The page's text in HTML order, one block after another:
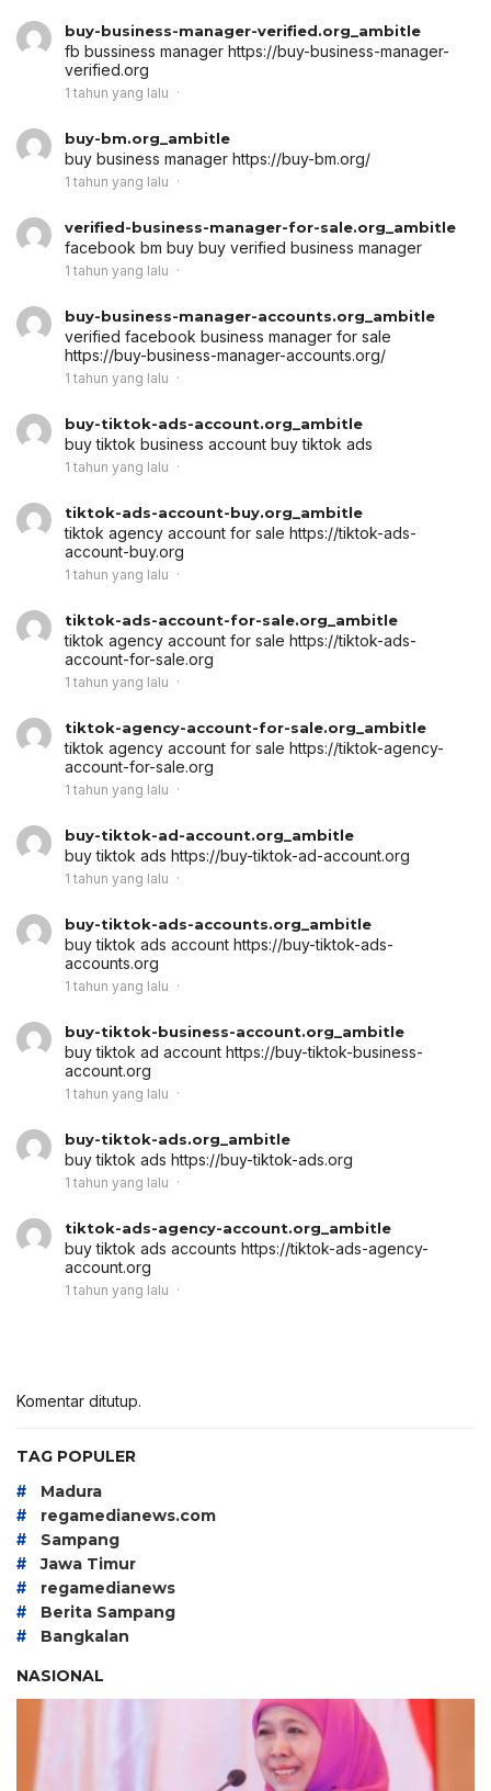
buy-business-manager-verified.org_ambitle
fb bussiness manager https://buy-business-manager-
verified.org
1 tahun yang lalu
buy-bm.org_ambitle
buy business manager https://buy-bm.org/
1 tahun yang lalu
verified-business-manager-for-sale.org_ambitle
facebook bm buy buy verified business manager
1 tahun yang lalu
buy-business-manager-accounts.org_ambitle
verified facebook business manager for sale
https://buy-business-manager-accounts.org/
1 tahun yang lalu
buy-tiktok-ads-account.org_ambitle
buy tiktok business account buy tiktok ads
1 tahun yang lalu
tiktok-ads-account-buy.org_ambitle
tiktok agency account for sale https://tiktok-ads-
account-buy.org
1 tahun yang lalu
tiktok-ads-account-for-sale.org_ambitle
tiktok agency account for sale https://tiktok-ads-
account-for-sale.org
1 tahun yang lalu
tiktok-agency-account-for-sale.org_ambitle
tiktok agency account for sale https://tiktok-agency-
account-for-sale.org
1 tahun yang lalu
buy-tiktok-ad-account.org_ambitle
buy tiktok ads https://buy-tiktok-ad-account.org
1 tahun yang lalu
buy-tiktok-ads-accounts.org_ambitle
buy tiktok ads account https://buy-tiktok-ads-
accounts.org
1 tahun yang lalu
buy-tiktok-business-account.org_ambitle
buy tiktok ad account https://buy-tiktok-business-
account.org
1 tahun yang lalu
buy-tiktok-ads.org_ambitle
buy tiktok ads https://buy-tiktok-ads.org
1 tahun yang lalu
tiktok-ads-agency-account.org_ambitle
buy tiktok ads accounts https://tiktok-ads-agency-
account.org
1 tahun yang lalu
Komentar ditutup.
TAG POPULER
# Madura
# regamedianews.com
# Sampang
# Jawa Timur
# regamedianews
# Berita Sampang
#
Bangkalan
NASIONAL